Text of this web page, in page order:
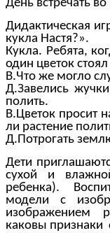
День встречать
Дидактическая
кукла Настя?».
Кукла. Ребята,
один цветок
В.Что же могло
Д.Завелись
полить.
В.Цветок просит
ли растение
Д.Потрогать
Дети
сухой и
ребенка).
модели с
изображением
каковы признаки